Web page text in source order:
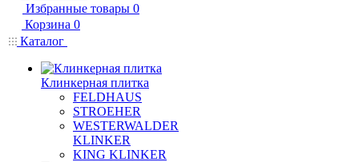
Избранные товары 0
Корзина 0
Каталог
Клинкерная плитка
FELDHAUS
STROEHER
WESTERWALDER
KLINKER
KING KLINKER